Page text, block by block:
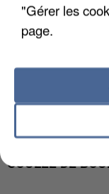
COULÉE DE
"Gérer les
page.